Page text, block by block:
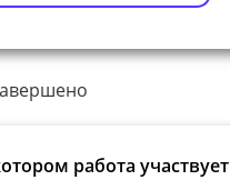
работа участвует